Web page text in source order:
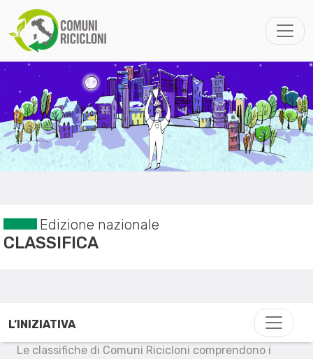
Edizione nazionale
CLASSIFICA
L’INIZIATIVA
Le classifiche di Comuni Ricicloni comprendono i